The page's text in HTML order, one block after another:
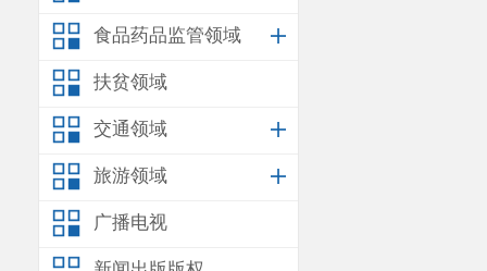
食品药品监管领域
扶贫领域
交通领域
旅游领域
广播电视